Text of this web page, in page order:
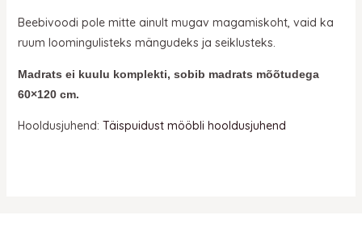
Beebivoodi pole mitte ainult mugav magamiskoht, vaid ka
ruum loomingulisteks mängudeks ja seiklusteks.
Madrats ei kuulu komplekti, sobib madrats mõõtudega
60×120 cm.
Hooldusjuhend: Täispuidust mööbli hooldusjuhend